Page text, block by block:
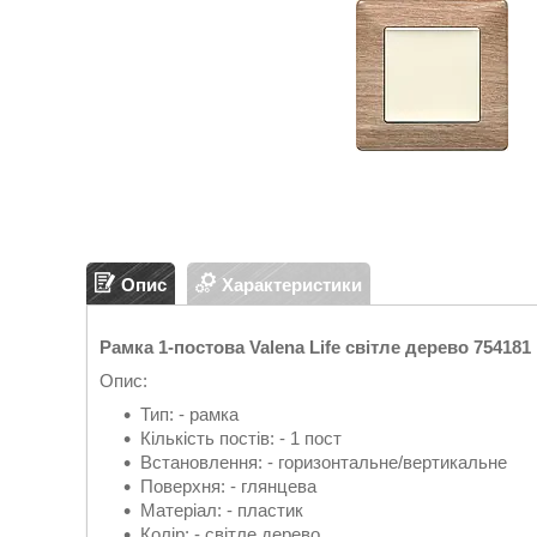
Опис Характеристики
Рамка 1-постова Valena Life світле дерево 754181
Опис:
Тип: - рамка
Кількість постів: - 1 пост
Встановлення: - горизонтальне/вертикальне
Поверхня: - глянцева
Матеріал: - пластик